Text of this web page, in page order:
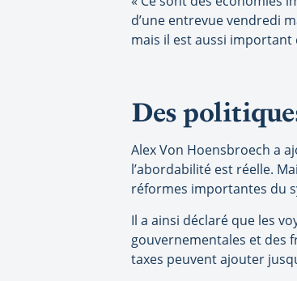
d’une entrevue vendredi
mais il est aussi important
Des
Alex Von Hoensbroech a
l’abordabilité est réelle.
réformes importantes du
Il a ainsi déclaré que les
gouvernementales et des
taxes peuvent ajouter